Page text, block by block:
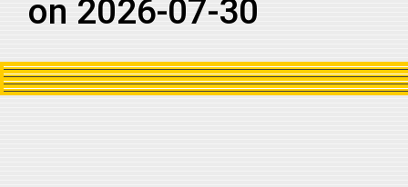
2011102S26048 2011 21
2011102S26048 2011 21 SI MM
on 2026-07-30